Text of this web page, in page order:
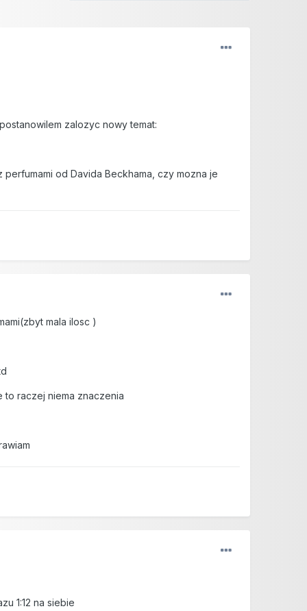
zalozyc nowy temat:
od Davida Beckhama, czy mozna je
mala ilosc )
to raczej niema znaczenia
1:12 na siebie